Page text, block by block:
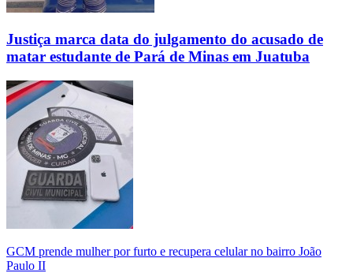
Justiça marca data do julgamento do acusado de
matar estudante de Pará de Minas em Juatuba
GCM prende mulher por furto e recupera celular no bairro João
Paulo II